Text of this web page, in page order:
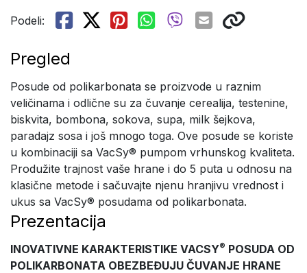
Podeli:
Pregled
Posude od polikarbonata se proizvode u raznim
veličinama i odlične su za čuvanje cerealija, testenine,
biskvita, bombona, sokova, supa, milk šejkova,
paradajz sosa i još mnogo toga. Ove posude se koriste
u kombinaciji sa VacSy® pumpom vrhunskog kvaliteta.
Produžite trajnost vaše hrane i do 5 puta u odnosu na
klasične metode i sačuvajte njenu hranjivu vrednost i
ukus sa VacSy® posudama od polikarbonata.
Prezentacija
INOVATIVNE KARAKTERISTIKE VACSY® POSUDA OD
POLIKARBONATA OBEZBEĐUJU ČUVANJE HRANE